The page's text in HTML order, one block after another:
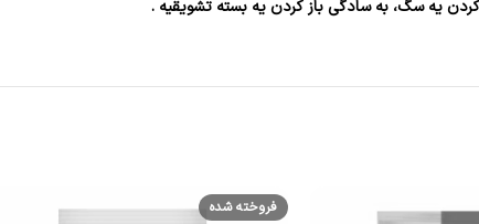
یه سگ، به سادگی باز کردن یه بسته تشویقیه .
فروخته شده